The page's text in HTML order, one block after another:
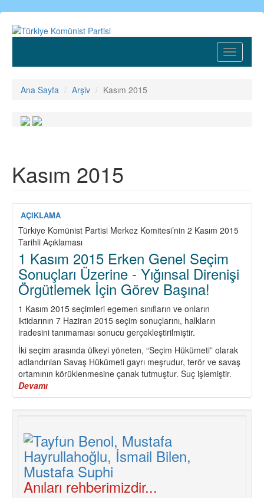
Ana
içeriğe
Toggle
Ana Sayfa Arşiv Kasım 2015
Kasım 2015
AÇIKLAMA
Türkiye Komünist Partisi Merkez Komitesi’nin 2 Kasım 2015
Tarihli Açıklaması
1 Kasım 2015 Erken Genel Seçim
Sonuçları Üzerine - Yığınsal Direnişi
Örgütlemek İçin Görev Başına!
1 Kasım 2015 seçimleri egemen sınıfların ve onların
iktidarının 7 Haziran 2015 seçim sonuçlarını, halkların
iradesini tanımaması sonucu gerçekleştirilmiştir.
İki seçim arasında ülkeyi yöneten, “Seçim Hükümeti” olarak
adlandırılan Savaş Hükümeti gayrı meşrudur, terör ve savaş
ortamının körüklenmesine çanak tutmuştur. Suç işlemiştir.
Devamı
1
Kasım
Genel
Seçim
Sonuçları
Üzerine
-
Anıları rehberimizdir...